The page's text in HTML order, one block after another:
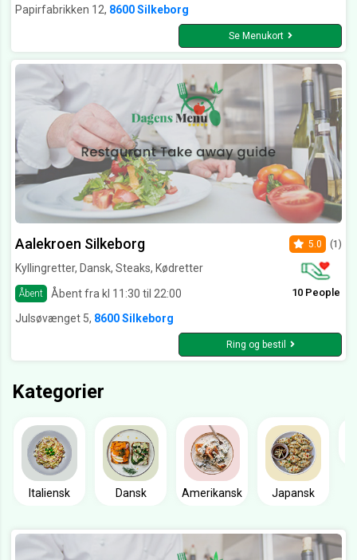
Papirfabrikken 12, 8600 Silkeborg
Se Menukort
Aalekroen Silkeborg
Kyllingretter, Dansk, Steaks, Kødretter
Åbent Åbent fra kl 11:30 til 22:00
5.0 (1)
10 People
Julsøvænget 5, 8600 Silkeborg
Ring og bestil
Kategorier
Italiensk Dansk Amerikansk Japansk